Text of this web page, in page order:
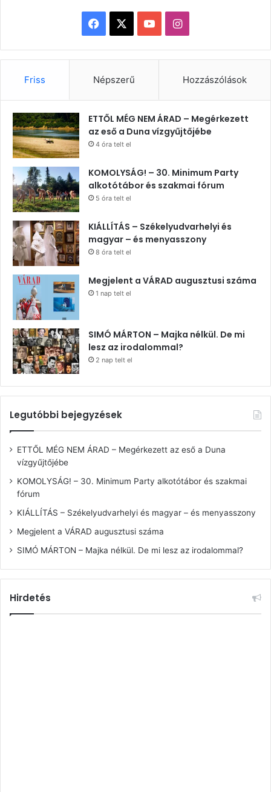
Facebook YouTubeInstagram
Friss Népszerű Hozzászólások
ETTŐL MÉG NEM ÁRAD – Megérkezett
az eső a Duna vízgyűjtőjébe
4 óra telt el
KOMOLYSÁG! – 30. Minimum Party
alkotótábor és szakmai fórum
5 óra telt el
KIÁLLÍTÁS – Székelyudvarhelyi és
magyar – és menyasszony
8 óra telt el
Megjelent a VÁRAD augusztusi száma
1 nap telt el
SIMÓ MÁRTON – Majka nélkül. De mi
lesz az irodalommal?
2 nap telt el
Legutóbbi bejegyzések
ETTŐL MÉG NEM ÁRAD – Megérkezett az eső a Duna
vízgyűjtőjébe
KOMOLYSÁG! – 30. Minimum Party alkotótábor és szakmai
fórum
KIÁLLÍTÁS – Székelyudvarhelyi és magyar – és menyasszony
Megjelent a VÁRAD augusztusi száma
SIMÓ MÁRTON – Majka nélkül. De mi lesz az irodalommal?
Hirdetés